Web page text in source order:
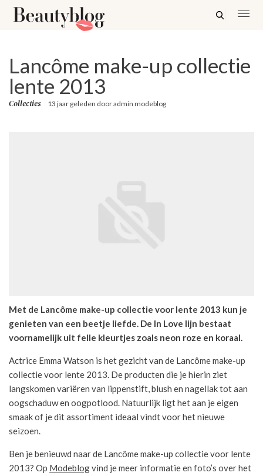
Lancôme make-up collectie
lente 2013
Collecties 13 jaar geleden dooradmin modeblog
Met de Lancôme make-up collectie voor lente 2013 kun je
genieten van een beetje liefde. De In Love lijn bestaat
voornamelijk uit felle kleurtjes zoals neon roze en koraal.
Actrice Emma Watson is het gezicht van de Lancôme make-up
collectie voor lente 2013. De producten die je hierin ziet
langskomen variëren van lippenstift, blush en nagellak tot aan
oogschaduw en oogpotlood. Natuurlijk ligt het aan je eigen
smaak of je dit assortiment ideaal vindt voor het nieuwe
seizoen.
Ben je benieuwd naar de Lancôme make-up collectie voor lente
2013? Op Modeblogvind je meer informatie en foto’s over het